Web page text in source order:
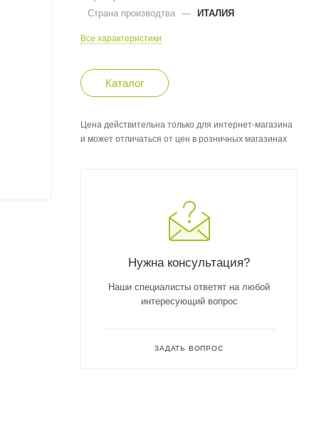
Страна производтва — ИТАЛИЯ
Все характеристики
Каталог
Цена действительна только для интернет-магазина
и может отличаться от цен в розничных магазинах
Нужна консультация?
Наши специалисты ответят на любой
интересующий вопрос
ЗАДАТЬ ВОПРОС